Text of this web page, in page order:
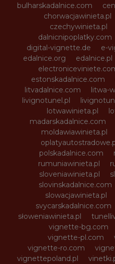
bulharskadalnice.com
chorwacjawinieta.pl
czechywinieta.pl
dalnicnipoplatky.com
digital-vignette.de
e-
edalnice.org
edalnice.pl
estonskadalnice.com
litvadalnice.com
litwa-
livignotunel.pl
lotwawinieta.pl
madarskadalnice.com
moldawiawinieta.pl
polskadalnice.com
rumuniawinieta.pl
sloveniawinieta.pl
slovinskadalnice.com
slowacjawinieta.pl
svycarskadalnice.com
słoweniawinieta.pl
vignette-bg.com
vignette-pl.com
vignette-ro.com
vignettepoland.pl